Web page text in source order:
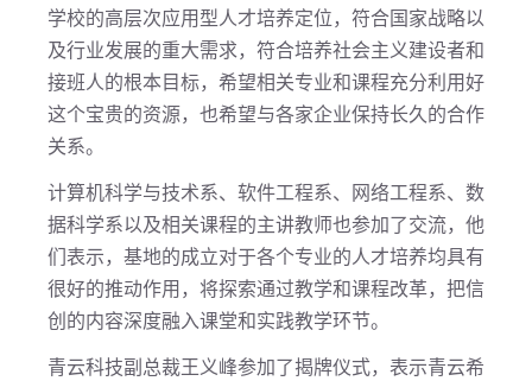
学校的高层次应用型人才培养定位，符合国家战略以
及行业发展的重大需求，符合培养社会主义建设者和
接班人的根本目标，希望相关专业和课程充分利用好
这个宝贵的资源，也希望与各家企业保持长久的合作
关系。
计算机科学与技术系、软件工程系、网络工程系、数
据科学系以及相关课程的主讲教师也参加了交流，他
们表示，基地的成立对于各个专业的人才培养均具有
很好的推动作用，将探索通过教学和课程改革，把信
创的内容深度融入课堂和实践教学环节。
青云科技副总裁王义峰参加了揭牌仪式，表示青云希